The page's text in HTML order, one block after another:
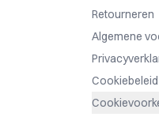
Retourneren
Algemene
Cookiebeleid